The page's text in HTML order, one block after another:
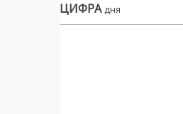
ЦИФРА дня